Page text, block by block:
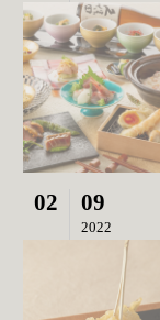
02 09
2022